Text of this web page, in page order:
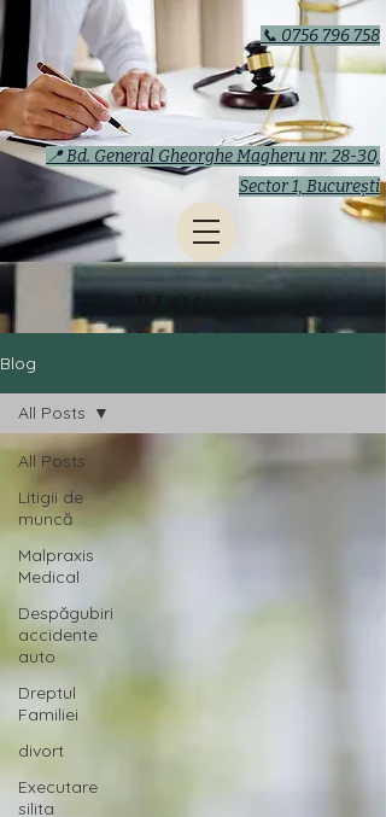
📞 0756 796 758
📍 Bd. General Gheorghe Magheru nr. 28-30,
Sector 1, București
BLOG
Blog
All Posts
Litigii de
muncă
Malpraxis
Medical
Despăgubiri
accidente
auto
Dreptul
Familiei
divort
Executare
silita
All Posts